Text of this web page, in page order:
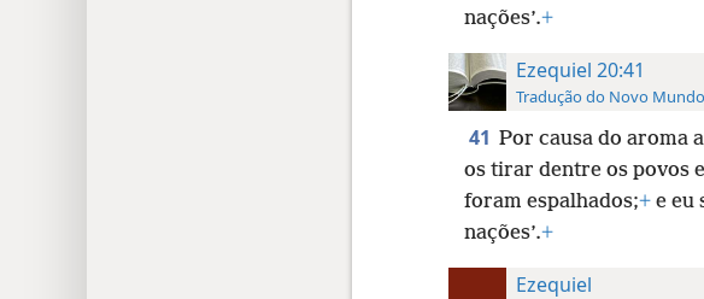
nações’.+
Ezequiel 20:41
Tradução do Novo
41 Por causa do aroma
os tirar dentre os povos
foram espalhados;+e eu
nações’.+
Ezequiel